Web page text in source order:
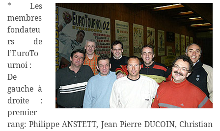
* Les
membres
fondateu
rs de
l’EuroTo
urnoi :
De
gauche à
droite :
premier
rang: Philippe ANSTETT, Jean Pierre DUCOIN, Christian